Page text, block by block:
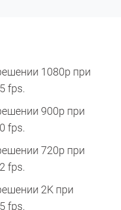
1080p при
fps.
900p при
fps.
720p при
fps.
2K при
fps.